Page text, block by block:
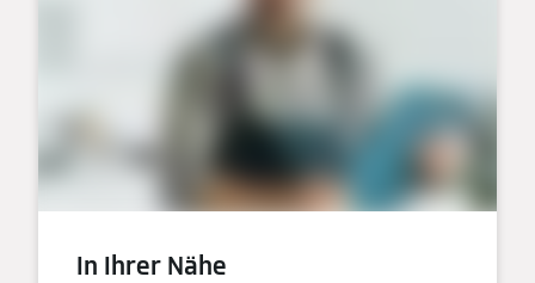
In Ihrer Nähe